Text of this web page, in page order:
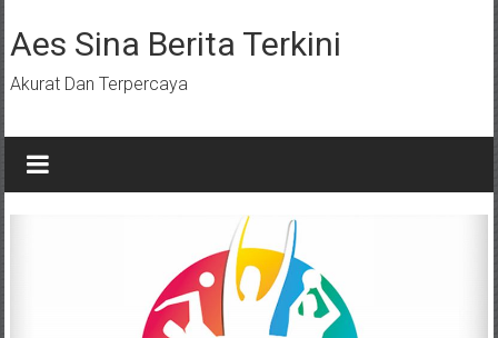
ke
konten
Aes Sina Berita Terkini
Akurat Dan Terpercaya